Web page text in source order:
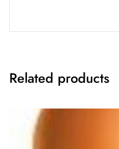
Related products